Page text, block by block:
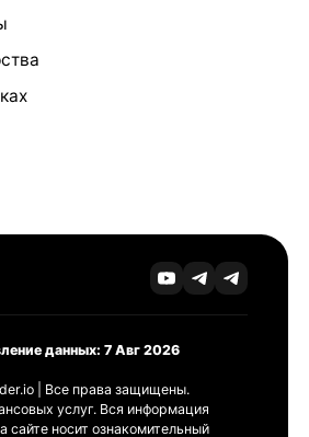
данных: 7 Авг 2026
| Все права защищены.
услуг. Вся информация
сайте носит ознакомительный